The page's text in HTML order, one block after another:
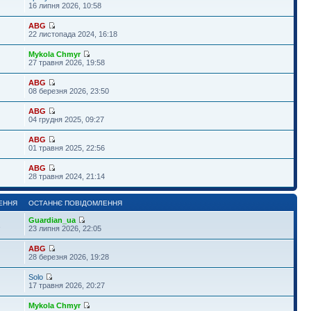
16 липня 2026, 10:58
ABG
22 листопада 2024, 16:18
Mykola Chmyr
27 травня 2026, 19:58
ABG
08 березня 2026, 23:50
ABG
04 грудня 2025, 09:27
ABG
01 травня 2025, 22:56
ABG
28 травня 2024, 21:14
ОСТАННЄ ПОВІДОМЛЕННЯ
Guardian_ua
23 липня 2026, 22:05
ABG
28 березня 2026, 19:28
Solo
17 травня 2026, 20:27
Mykola Chmyr